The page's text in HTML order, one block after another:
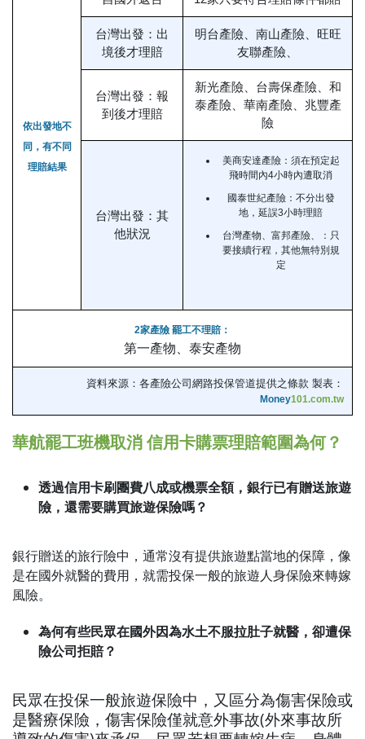
依出發地不
同，有不同
理賠結果
台灣出發：出
境後才理賠
明台產險、南山產險、旺旺
友聯產險、
台灣出發：報
到後才理賠
新光產險、台壽保產險、和
泰產險、華南產險、兆豐產
險
台灣出發：其
他狀況
美商安達產險：須在預定起
飛時間內4小時內遭取消
國泰世紀產險：不分出發
地，延誤3小時理賠
台灣產物、富邦產險、：只
要接續行程，其他無特別規
定
2家產險 罷工不理賠：
第一產物、泰安產物
資料來源：各產險公司網路投保管道提供之條款 製表：
Money101.com.tw
華航罷工班機取消 信用卡購票理賠範圍為何？
透過信用卡刷團費八成或機票全額，銀行已有贈送旅遊
險，還需要購買旅遊保險嗎？
銀行贈送的旅行險中，通常沒有提供旅遊點當地的保障，像
是在國外就醫的費用，就需投保一般的旅遊人身保險來轉嫁
風險。
為何有些民眾在國外因為水土不服拉肚子就醫，卻遭保
險公司拒賠？
民眾在投保一般旅遊保險中，又區分為傷害保險或
是醫療保險，傷害保險僅就意外事故(外來事故所